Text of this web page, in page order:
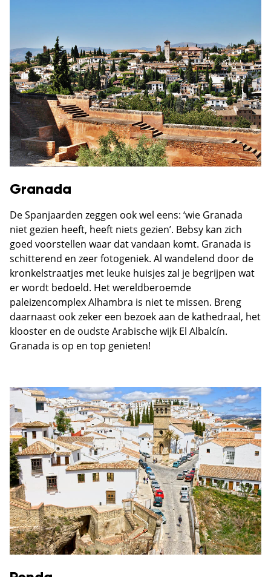
Granada
De Spanjaarden zeggen ook wel eens: ‘wie Granada
niet gezien heeft, heeft niets gezien’. Bebsy kan zich
goed voorstellen waar dat vandaan komt. Granada is
schitterend en zeer fotogeniek. Al wandelend door de
kronkelstraatjes met leuke huisjes zal je begrijpen wat
er wordt bedoeld. Het wereldberoemde
paleizencomplex Alhambra is niet te missen. Breng
daarnaast ook zeker een bezoek aan de kathedraal, het
klooster en de oudste Arabische wijk El Albalcín.
Granada is op en top genieten!